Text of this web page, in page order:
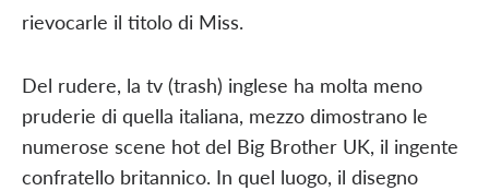
rievocarle il titolo di Miss.
Del rudere, la tv (trash) inglese ha molta meno
pruderie di quella italiana, mezzo dimostrano le
numerose scene hot del Big Brother UK, il ingente
confratello britannico. In quel luogo, il disegno